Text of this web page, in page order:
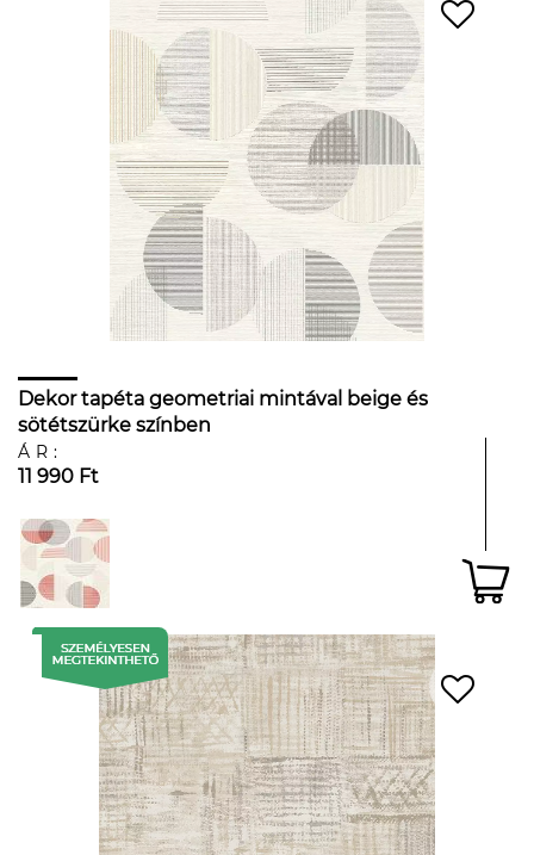
Dekor tapéta geometriai mintával beige és
sötétszürke színben
ÁR:
11 990 Ft